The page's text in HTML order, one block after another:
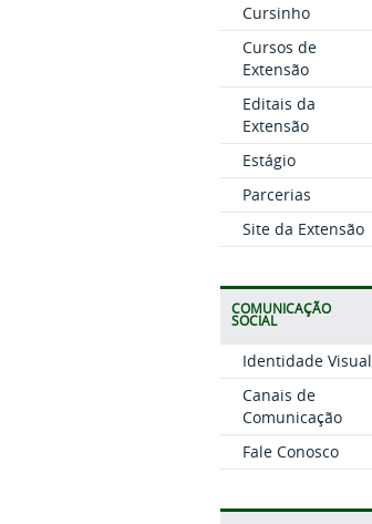
Cursinho
Cursos de
Extensão
Editais da
Extensão
Estágio
Parcerias
Site da Extensão
COMUNICAÇÃO
SOCIAL
Identidade Visual
Canais de
Comunicação
Fale Conosco